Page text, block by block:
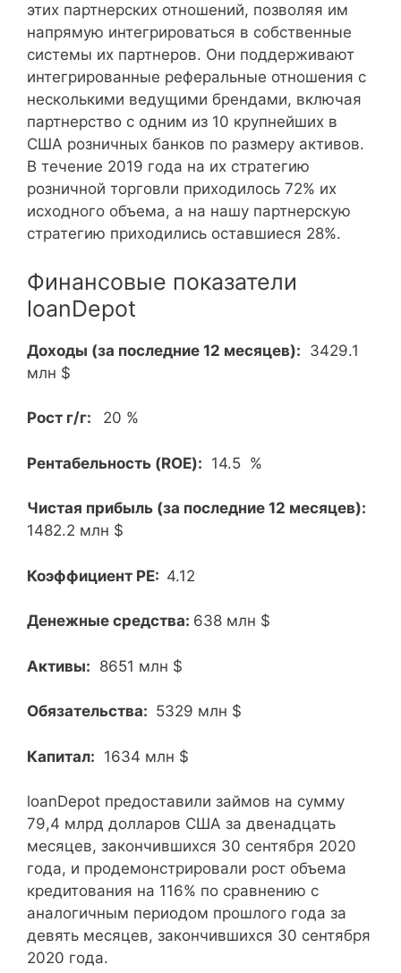
этих партнерских отношений, позволяя им
напрямую интегрироваться в собственные
системы их партнеров. Они поддерживают
интегрированные реферальные отношения с
несколькими ведущими брендами, включая
партнерство с одним из 10 крупнейших в
США розничных банков по размеру активов.
В течение 2019 года на их стратегию
розничной торговли приходилось 72% их
исходного объема, а на нашу партнерскую
стратегию приходились оставшиеся 28%.
Финансовые показатели
loanDepot
Доходы (за последние 12 месяцев): 3429.1
млн $
Рост г/г: 20 %
Рентабельность (ROE): 14.5 %
Чистая прибыль (за последние 12 месяцев):
1482.2 млн $
Коэффициент PE: 4.12
Денежные средства: 638 млн $
Активы: 8651 млн $
Обязательства: 5329 млн $
Капитал: 1634 млн $
loanDepot предоставили займов на сумму
79,4 млрд долларов США за двенадцать
месяцев, закончившихся 30 сентября 2020
года, и продемонстрировали рост объема
кредитования на 116% по сравнению с
аналогичным периодом прошлого года за
девять месяцев, закончившихся 30 сентября
2020 года.